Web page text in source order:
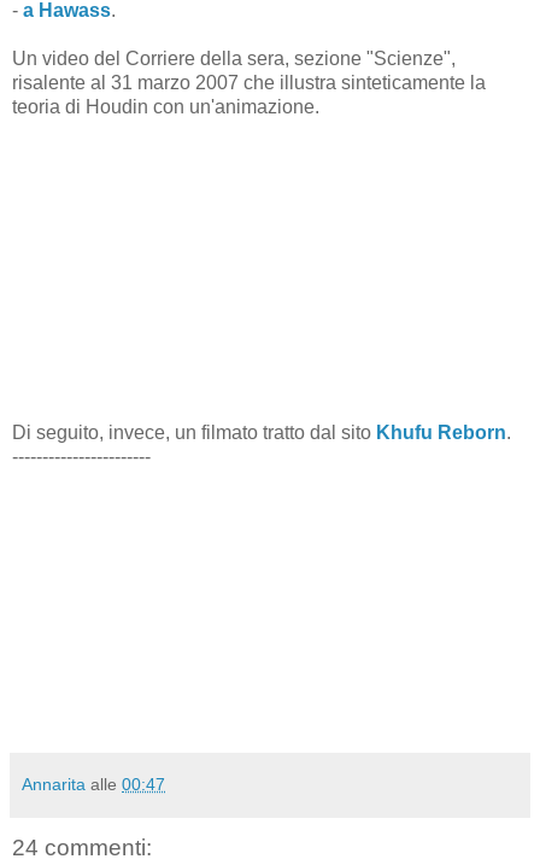
- a Hawass.
Un video del Corriere della sera, sezione "Scienze",
risalente al 31 marzo 2007 che illustra sinteticamente la
teoria di Houdin con un'animazione.
Di seguito, invece, un filmato tratto dal sito Khufu Reborn.
-----------------------
Annarita alle 00:47
24 commenti: